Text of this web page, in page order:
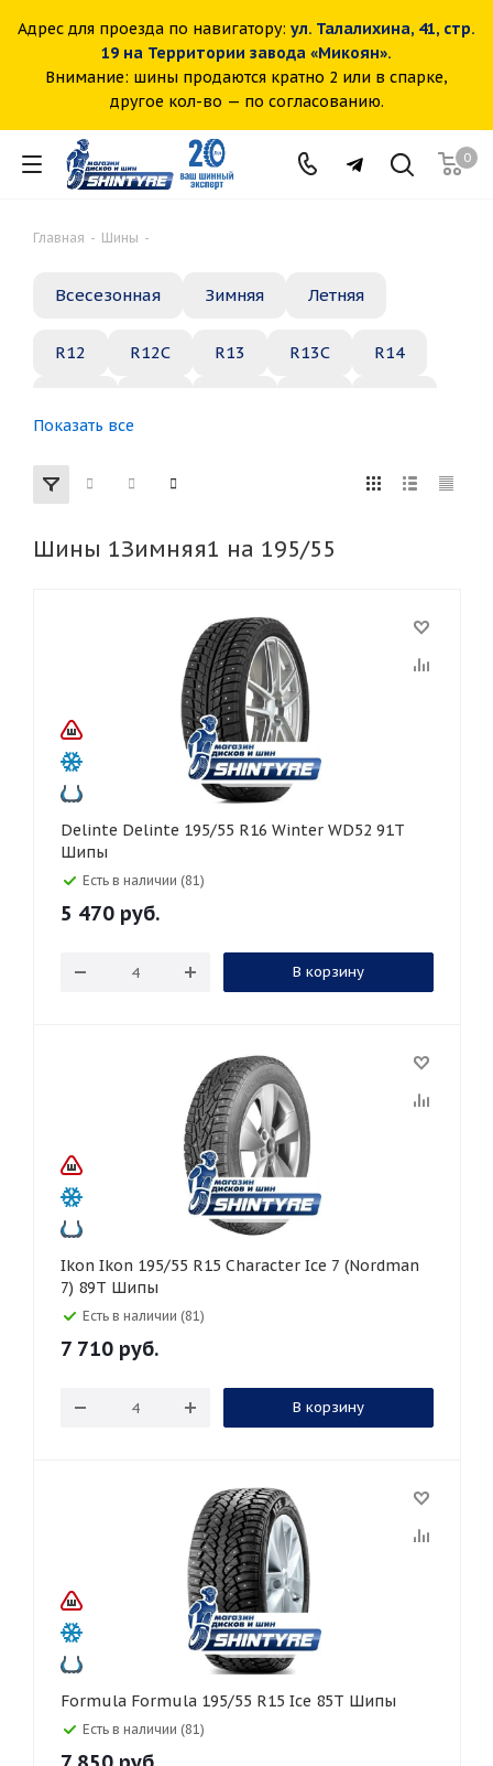
Адрес для проезда по навигатору: ул. Талалихина, 41, стр.
19 на Территории завода «Микоян».
Внимание: шины продаются кратно 2 или в спарке,
другое кол-во — по согласованию.
0
Главная - Шины -
Всесезонная Зимняя Летняя
R12 R12C R13 R13C R14
R22
155 165 185 195
285 295
30 40 45
55 65 70
Показать все
Шины 1Зимняя1 на 195/55
Delinte Delinte 195/55 R16 Winter WD52 91T
Шипы
Есть в наличии (81)
5 470 руб.
В корзину
Ikon Ikon 195/55 R15 Character Ice 7 (Nordman
7) 89T Шипы
Есть в наличии (81)
7 710 руб.
В корзину
Formula Formula 195/55 R15 Ice 85T Шипы
Есть в наличии (81)